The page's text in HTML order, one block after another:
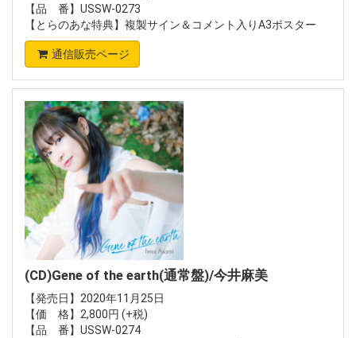
【品 番】USSW-0273
【とらのあな特典】複製サイン＆コメント入りA3ポスター
通信販売ページ
(CD)Gene of the earth(通常盤)/今井麻美
【発売日】2020年11月25日
【価 格】2,800円 (+税)
【品 番】USSW-0274